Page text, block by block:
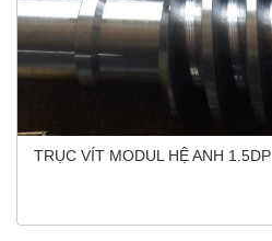
TRỤC VÍT MODUL HỆ ANH 1.5DP